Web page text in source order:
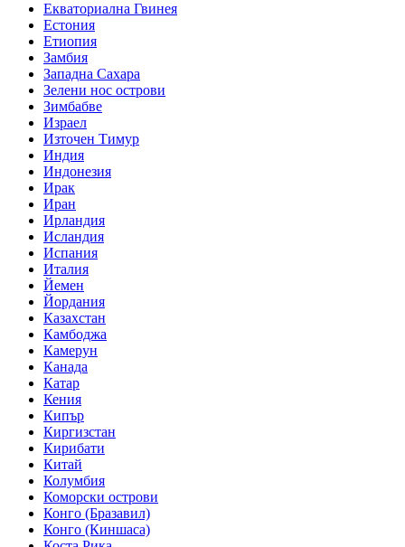
Екваториална Гвинея
Естония
Етиопия
Замбия
Западна Сахара
Зелени нос острови
Зимбабве
Израел
Източен Тимур
Индия
Индонезия
Ирак
Иран
Ирландия
Исландия
Испания
Италия
Йемен
Йордания
Казахстан
Камбоджа
Камерун
Канада
Катар
Кения
Кипър
Киргизстан
Кирибати
Китай
Колумбия
Коморски острови
Конго (Бразавил)
Конго (Киншаса)